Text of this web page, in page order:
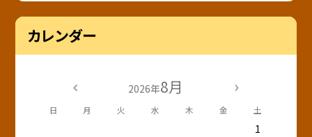
カレンダー
2026年8月
日 月 火 水 木 金 土
1